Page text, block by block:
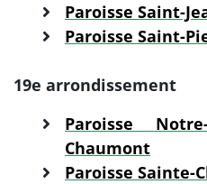
Paroisse Saint-
Paroisse Saint-
19e arrondissement
Paroisse
Chaumont
Paroisse Sainte-